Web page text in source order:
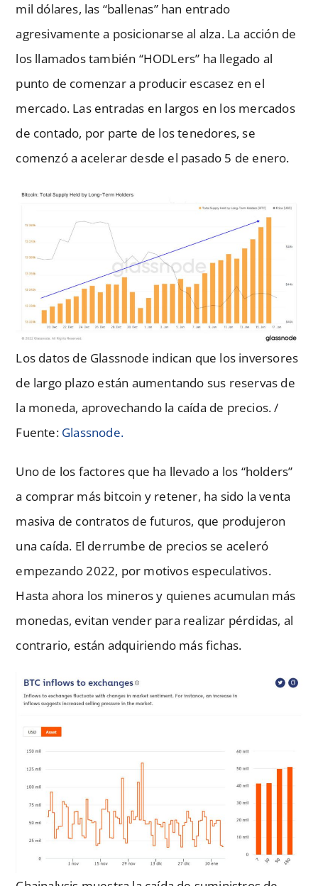
mil dólares, las “ballenas” han entrado
agresivamente a posicionarse al alza. La acción de
los llamados también “HODLers” ha llegado al
punto de comenzar a producir escasez en el
mercado. Las entradas en largos en los mercados
de contado, por parte de los tenedores, se
comenzó a acelerar desde el pasado 5 de enero.
Los datos de Glassnode indican que los inversores
de largo plazo están aumentando sus reservas de
la moneda, aprovechando la caída de precios. /
Fuente: Glassnode.
Uno de los factores que ha llevado a los “holders”
a comprar más bitcoin y retener, ha sido la venta
masiva de contratos de futuros, que produjeron
una caída. El derrumbe de precios se aceleró
empezando 2022, por motivos especulativos.
Hasta ahora los mineros y quienes acumulan más
monedas, evitan vender para realizar pérdidas, al
contrario, están adquiriendo más fichas.